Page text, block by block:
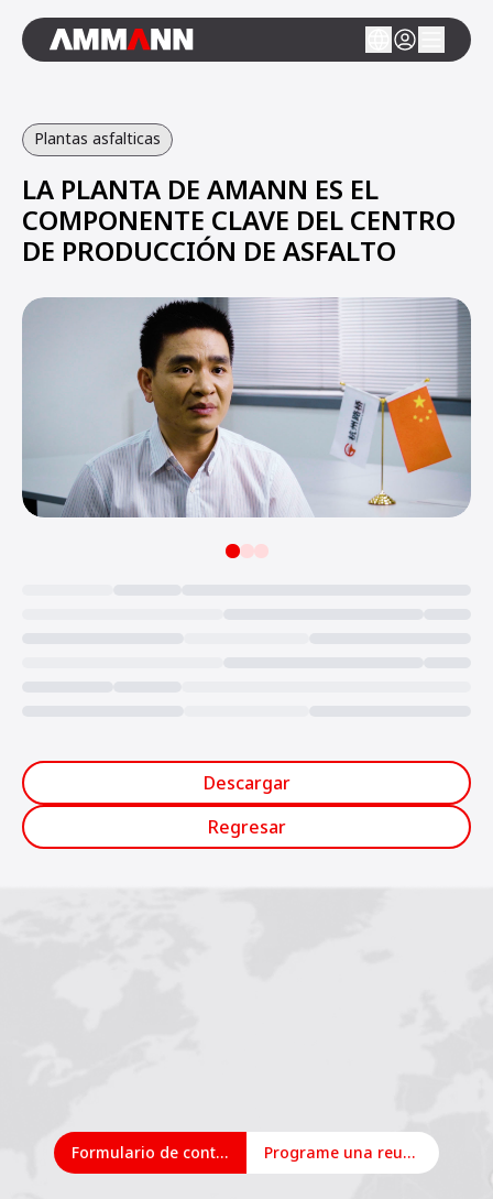
Plantas asfalticas
LA PLANTA DE AMANN ES EL
COMPONENTE CLAVE DEL CENTRO
DE PRODUCCIÓN DE ASFALTO
Descargar
Regresar
Formulario de contacto Programe una reunión en línea